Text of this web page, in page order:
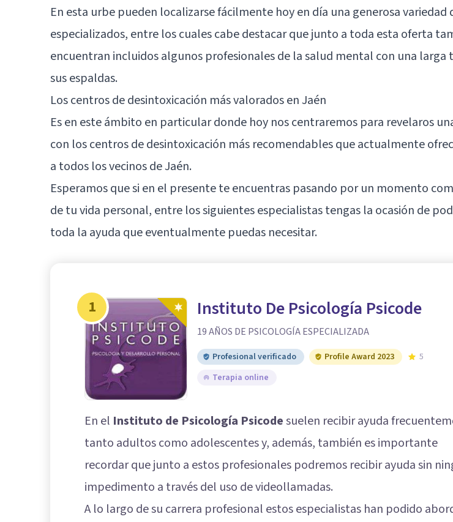
En esta urbe pueden localizarse fácilmente hoy en día una generosa variedad
especializados, entre los cuales cabe destacar que junto a toda esta oferta
encuentran incluidos algunos profesionales de la salud mental con una larga
sus espaldas.
Los centros de desintoxicación más valorados en Jaén
Es en este ámbito en particular donde hoy nos centraremos para revelaros
con los centros de desintoxicación más recomendables que actualmente
a todos los vecinos deJaén.
Esperamos que si en el presente te encuentras pasando por un momento
de tu vida personal, entre los siguientes especialistas tengas la ocasión de
toda la ayuda que eventualmente puedas necesitar.
1 Instituto De Psicología Psicode
19 AÑOS DE PSICOLOGÍA ESPECIALIZADA
Profesional verificado Profile Award 2023
5
Terapia online
En el Instituto de Psicología Psicodesuelen recibir ayuda
tanto adultos como adolescentes y, además, también es importante
recordar que junto a estos profesionales podremos recibir ayuda sin
impedimento a través del uso de videollamadas.
A lo largo de su carrera profesional estos especialistas han podido